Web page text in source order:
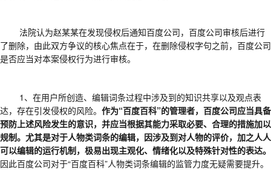
法院认为赵某某在发现侵权后通知百度公司，百度公司审核后进行
了删除，由此双方争议的核心焦点在于，在删除侵权字句之前，百度公司
是否应当对本案侵权行为进行审核。
1、在用户所创造、编辑词条过程中涉及到的知识共享以及观点表
达，存在引发侵权的风险。 作为“百度百科”的管理者，百度公司应当具备
预防上述风险发生的意识，并应当根据其能力采取必要、合理的措施加以
规制。尤其是对于人物类词条的编辑，因涉及到对人物的评价，加之人人
可以编辑的运行机制，极易出现主观化、情绪化以及特殊针对性的表达。
因此百度公司对于“百度百科”人物类词条编辑的监管力度无疑需要提升。